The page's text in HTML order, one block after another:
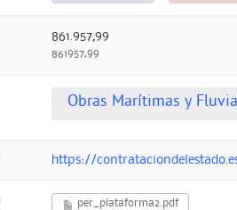
861.957,99
861957,99
Obras Marítimas y
https://
per_plataforma2.pdf